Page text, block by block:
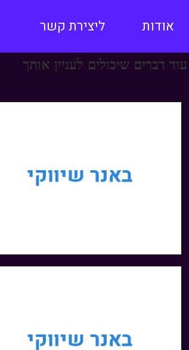
אודות ליצירת קשר
עוד דברים שיכולים לעניין אותך